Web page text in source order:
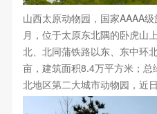
山西太原动物园，国家AAAA
月，位于太原东北隅的卧虎山
北、北同蒲铁路以东、东中环
亩，建筑面积8.4万平方米；
北地区第二大城市动物园，近